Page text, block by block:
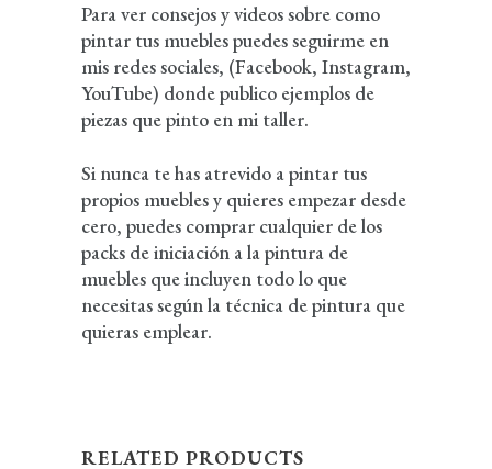
Para ver consejos y videos sobre como
pintar tus muebles puedes seguirme en
mis redes sociales, (Facebook, Instagram,
YouTube) donde publico ejemplos de
piezas que pinto en mi taller.
Si nunca te has atrevido a pintar tus
propios muebles y quieres empezar desde
cero, puedes comprar cualquier de los
packs de iniciación a la pintura de
muebles que incluyen todo lo que
necesitas según la técnica de pintura que
quieras emplear.
RELATED PRODUCTS